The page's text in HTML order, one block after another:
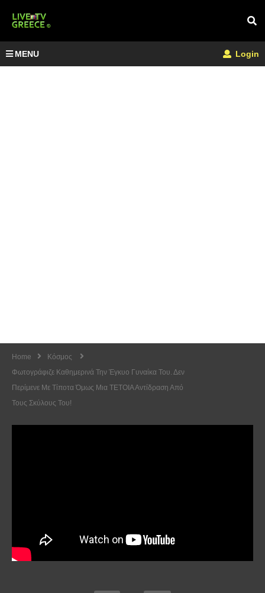
MENU Login
Home
Κόσμος
Φωτογράφιζε Καθημερινά Την Έγκυο Γυναίκα Του. Δεν
Περίμενε Με Τίποτα Όμως Μια ΤΕΤΟΙΑ Αντίδραση Από
Τους Σκύλους Του!